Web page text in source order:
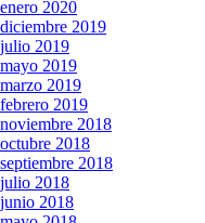
enero 2020
diciembre 2019
julio 2019
mayo 2019
marzo 2019
febrero 2019
noviembre 2018
octubre 2018
septiembre 2018
julio 2018
junio 2018